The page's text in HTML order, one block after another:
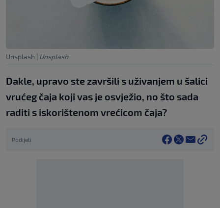
Unsplash | Unsplash
Dakle, upravo ste završili s uživanjem u šalici
vrućeg čaja koji vas je osvježio, no što sada
raditi s iskorištenom vrećicom čaja?
Podijeli